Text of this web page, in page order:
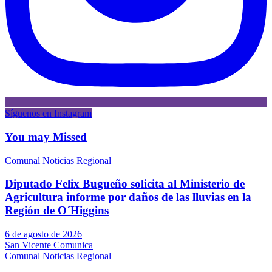
Síguenos en Instagram
You may Missed
Comunal Noticias Regional
Diputado Felix Bugueño solicita al Ministerio de
Agricultura informe por daños de las lluvias en la
Región de O´Higgins
6 de agosto de 2026
San Vicente Comunica
Comunal Noticias Regional